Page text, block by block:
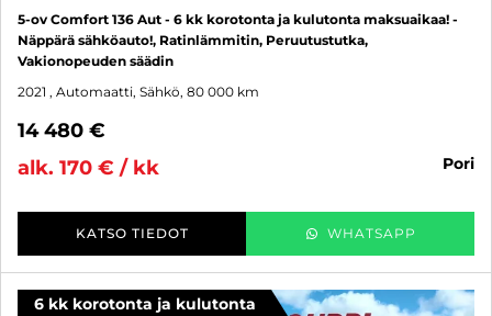
5-ov Comfort 136 Aut - 6 kk korotonta ja kulutonta maksuaikaa! -
Näppärä sähköauto!, Ratinlämmitin, Peruutustutka,
Vakionopeuden säädin
2021 , Automaatti, Sähkö, 80 000 km
14 480 €
alk. 170 € / kk
pori
KATSO TIEDOT WHATSAPP
6 kk korotonta ja kulutonta